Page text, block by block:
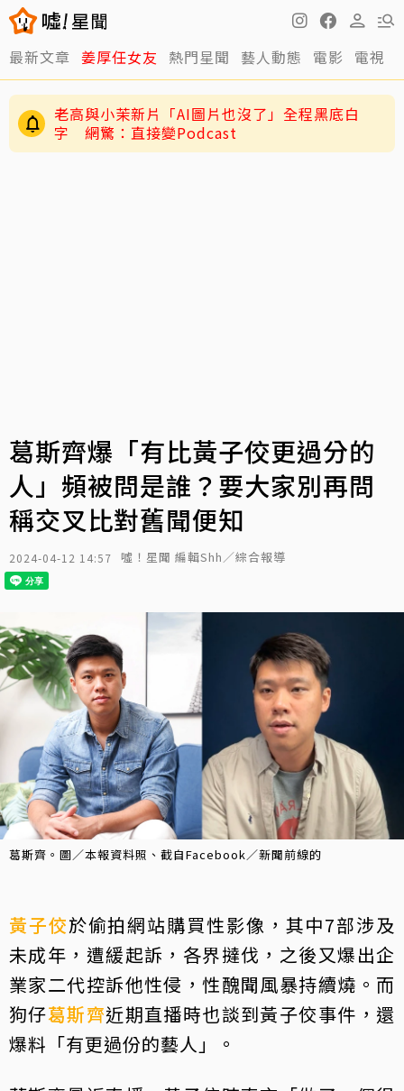
最新文章 姜厚任女友 熱門星聞 藝人動態 電影 電視
快訊／方志友、楊銘威離婚了！結束12年婚「無
法再做情人永遠是家人」
老高與小茉新片「AI圖片也沒了」全程黑底白
字 網驚：直接變Podcast
葛斯齊爆「有比黃子佼更過分的
人」頻被問是誰？要大家別再問
稱交叉比對舊聞便知
2024-04-12 14:57 噓！星聞 編輯Shh／綜合報導
葛斯齊。圖／本報資料照、截自Facebook／新聞前線的
黃子佼於偷拍網站購買性影像，其中7部涉及
未成年，遭緩起訴，各界撻伐，之後又爆出企
業家二代控訴他性侵，性醜聞風暴持續燒。而
狗仔葛斯齊近期直播時也談到黃子佼事件，還
爆料「有更過份的藝人」。